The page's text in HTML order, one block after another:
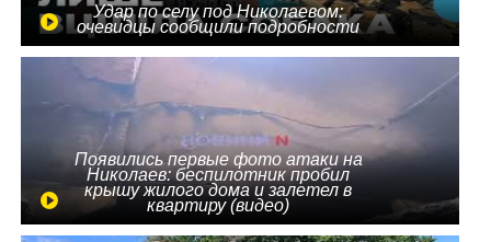
Удар по селу под Николаевом:
очевидцы сообщили подробности
Появились первые фото атаки на
Николаев: беспилотник пробил
крышу жилого дома и залетел в
квартиру (видео)